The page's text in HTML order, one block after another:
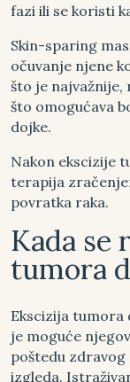
fazi ili se koristi
Skin-sparing
očuvanje njene
što je najvažnije,
što omogućava
dojke.
Nakon ekscizije
terapija
povratka raka.
Kada se
tumora
Ekscizija tumora
je moguće
poštedu
izgleda.